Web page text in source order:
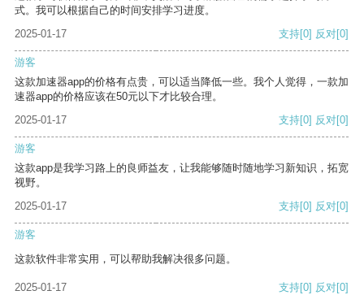
式。我可以根据自己的时间安排学习进度。
2025-01-17
支持[0] 反对[0]
游客
这款加速器app的价格有点贵，可以适当降低一些。我个人觉得，一款加
速器app的价格应该在50元以下才比较合理。
2025-01-17
支持[0] 反对[0]
游客
这款app是我学习路上的良师益友，让我能够随时随地学习新知识，拓宽
视野。
2025-01-17
支持[0] 反对[0]
游客
这款软件非常实用，可以帮助我解决很多问题。
2025-01-17 支持[0] 反对[0]